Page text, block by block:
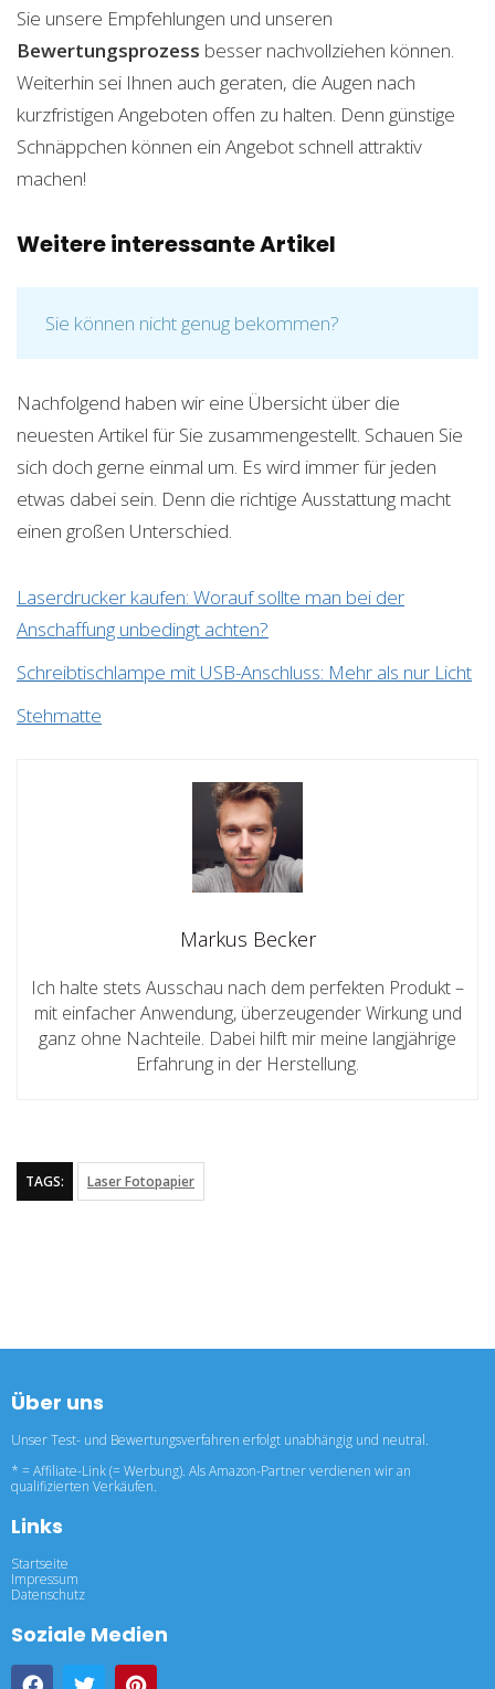
Sie unsere Empfehlungen und unseren
Bewertungsprozess besser nachvollziehen können.
Weiterhin sei Ihnen auch geraten, die Augen nach
kurzfristigen Angeboten offen zu halten. Denn günstige
Schnäppchen können ein Angebot schnell attraktiv
machen!
Weitere interessante Artikel
Sie können nicht genug bekommen?
Nachfolgend haben wir eine Übersicht über die
neuesten Artikel für Sie zusammengestellt. Schauen Sie
sich doch gerne einmal um. Es wird immer für jeden
etwas dabei sein. Denn die richtige Ausstattung macht
einen großen Unterschied.
Laserdrucker kaufen: Worauf sollte man bei der
Anschaffung unbedingt achten?
Schreibtischlampe mit USB-Anschluss: Mehr als nur Licht
Stehmatte
Markus Becker
Ich halte stets Ausschau nach dem perfekten Produkt –
mit einfacher Anwendung, überzeugender Wirkung und
ganz ohne Nachteile. Dabei hilft mir meine langjährige
Erfahrung in der Herstellung.
TAGS: Laser Fotopapier
Über uns
Unser Test- und Bewertungsverfahren erfolgt unabhängig und neutral.
* = Affiliate-Link (= Werbung). Als Amazon-Partner verdienen wir an
qualifizierten Verkäufen.
Links
Startseite
Impressum
Datenschutz
Soziale Medien